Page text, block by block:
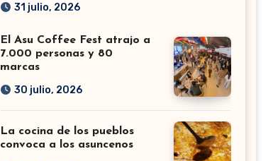
31 julio, 2026
El Asu Coffee Fest atrajo a
7.000 personas y 80
marcas
30 julio, 2026
La cocina de los pueblos
convoca a los asuncenos